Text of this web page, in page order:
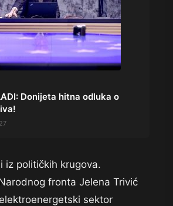
Donijeta hitna odluka o
iz političkih krugova.
fronta Jelena Trivić
sektor